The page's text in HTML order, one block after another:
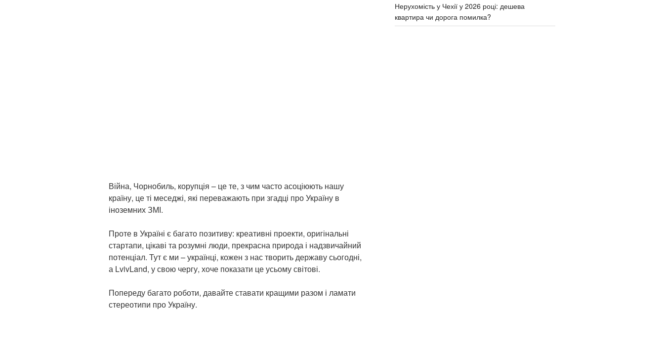
Війна, Чорнобиль, корупція – це те, з чим часто асоціюють нашу
країну, це ті меседжі, які переважають при згадці про Україну в
іноземних ЗМІ.
Проте в Україні є багато позитиву: креативні проекти, оригінальні
стартапи, цікаві та розумні люди, прекрасна природа і надзвичайний
потенціал. Тут є ми – українці, кожен з нас творить державу сьогодні,
а LvivLand, у свою чергу, хоче показати це усьому світові.
Попереду багато роботи, давайте ставати кращими разом і ламати
стереотипи про Україну.
Нерухомість у Чехії у 2026 році: дешева
квартира чи дорога помилка?